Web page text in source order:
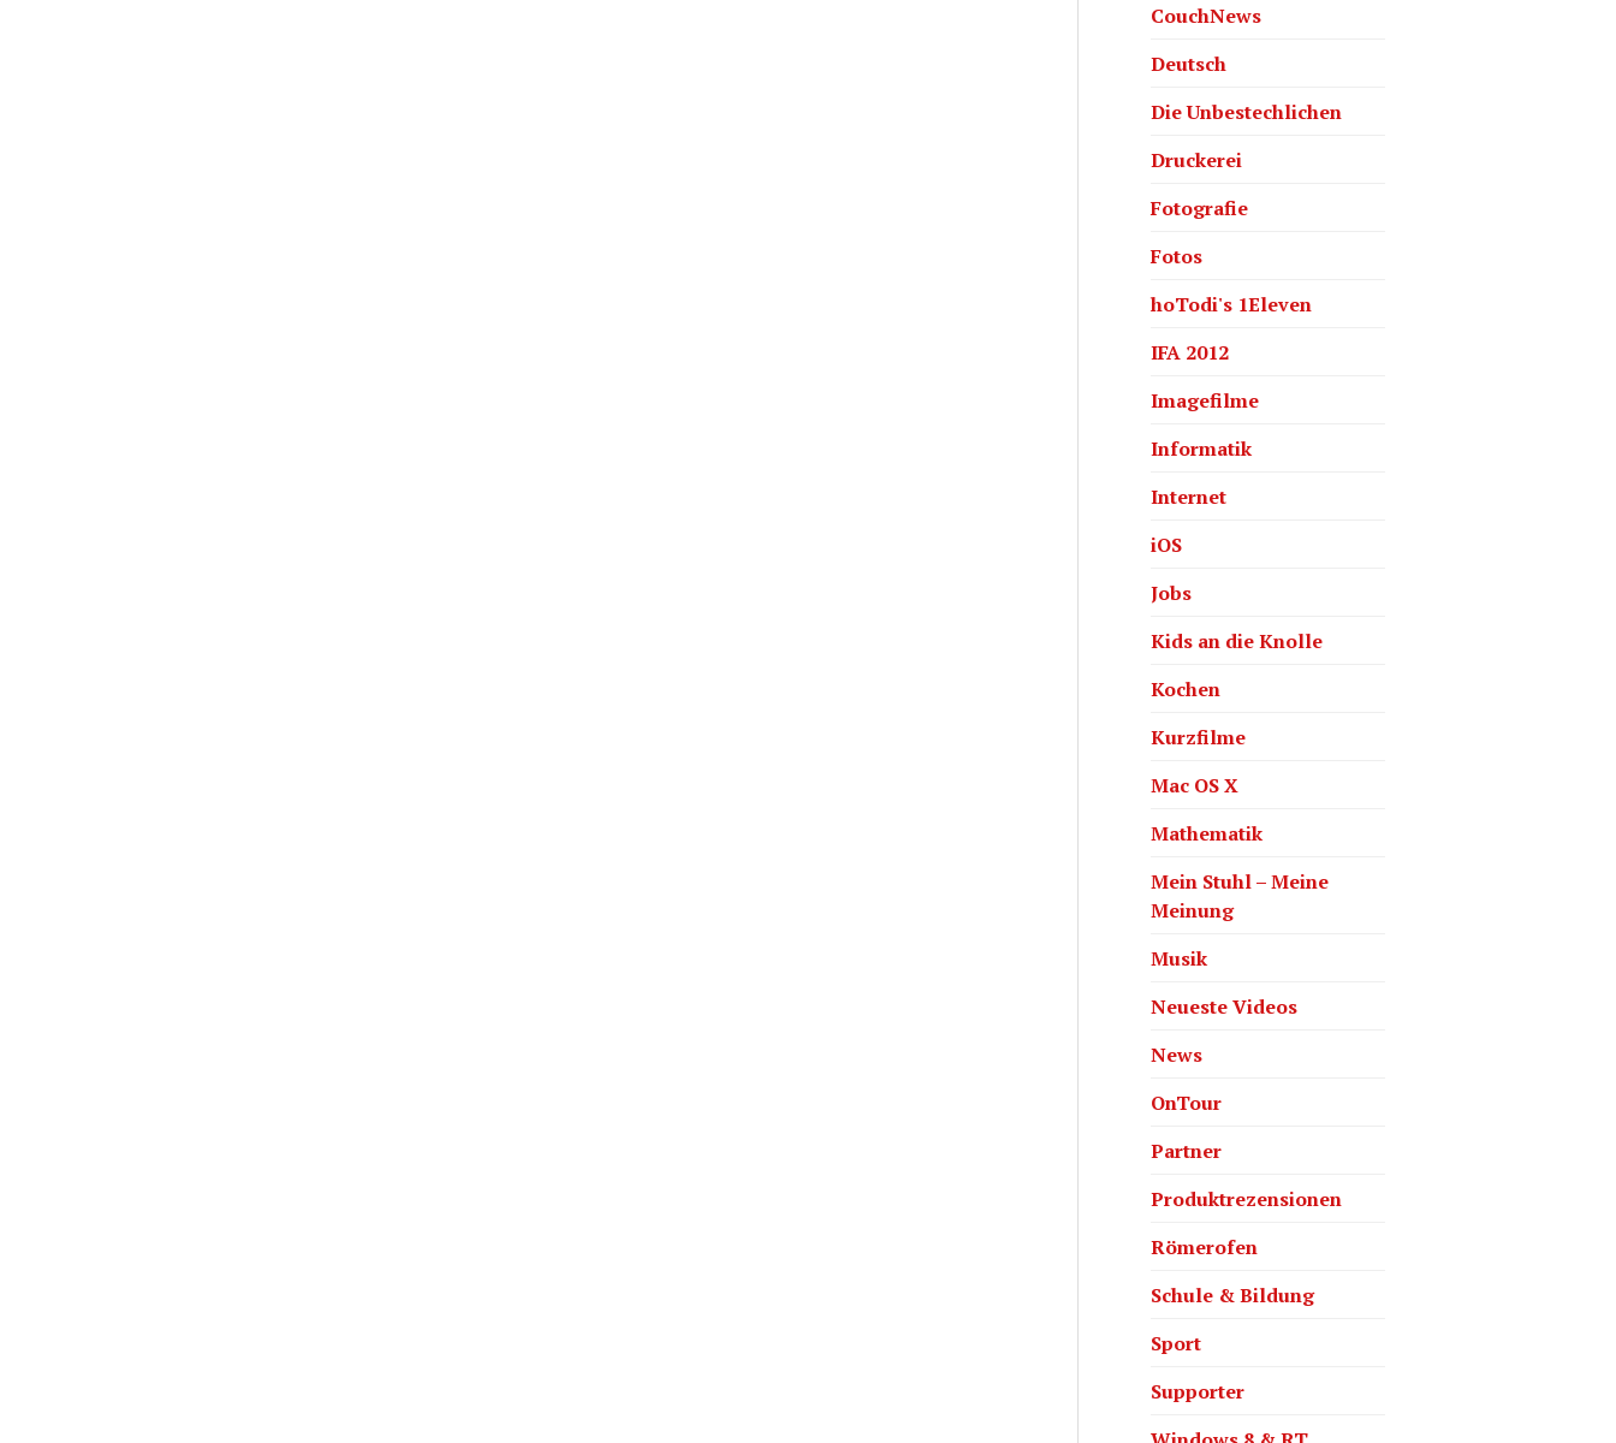
CouchNews
Deutsch
Die Unbestechlichen
Druckerei
Fotografie
Fotos
hoTodi's 1Eleven
IFA 2012
Imagefilme
Informatik
Internet
iOS
Jobs
Kids an die Knolle
Kochen
Kurzfilme
Mac OS X
Mathematik
Mein Stuhl – Meine
Meinung
Musik
Neueste Videos
News
OnTour
Partner
Produktrezensionen
Römerofen
Schule & Bildung
Sport
Supporter